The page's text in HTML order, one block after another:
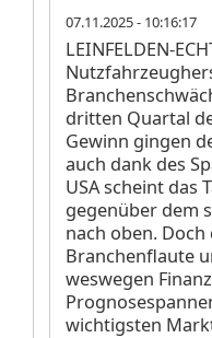
07.11.2025 - 10:16:17
LEINFELDEN-
dritten Quartal
Gewinn gingen
auch dank des
USA scheint das
gegenüber dem
nach oben.
Branchenflaute
weswegen
wichtigsten